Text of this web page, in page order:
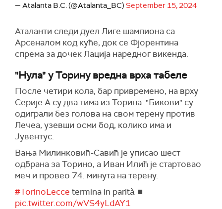
— Atalanta B.C. (@Atalanta_BC) September 15, 2024
Аталанти следи дуел Лиге шампиона са
Арсеналом код куће, док се Фјорентина
спрема за дочек Лација наредног викенда.
"Нула" у Торину вредна врха табеле
После четири кола, бар привремено, на врху
Серије А су два тима из Торина. "Бикови" су
одиграли без голова на свом терену против
Лечеа, узевши осми бод, колико има и
Јувентус.
Вања Милинковић-Савић је уписао шест
одбрана за Торино, а Иван Илић је стартовао
меч и провео 74. минута на терену.
#TorinoLecce termina in parità ⏹️
pic.twitter.com/wVS4yLdAY1